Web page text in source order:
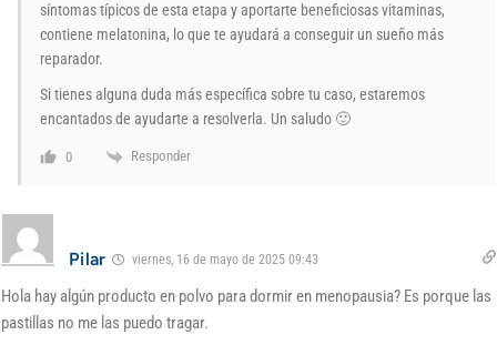
síntomas típicos de esta etapa y aportarte beneficiosas vitaminas,
contiene melatonina, lo que te ayudará a conseguir un sueño más
reparador.
Si tienes alguna duda más específica sobre tu caso, estaremos
encantados de ayudarte a resolverla. Un saludo 🙂
0 Responder
Pilar viernes, 16 de mayo de 2025 09:43
Hola hay algún producto en polvo para dormir en menopausia? Es porque las
pastillas no me las puedo tragar.